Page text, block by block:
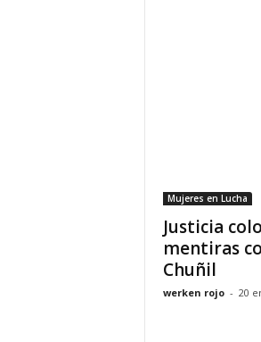
Mujeres en Lucha
Justicia
mentiras
Chuñil
werken rojo - 20